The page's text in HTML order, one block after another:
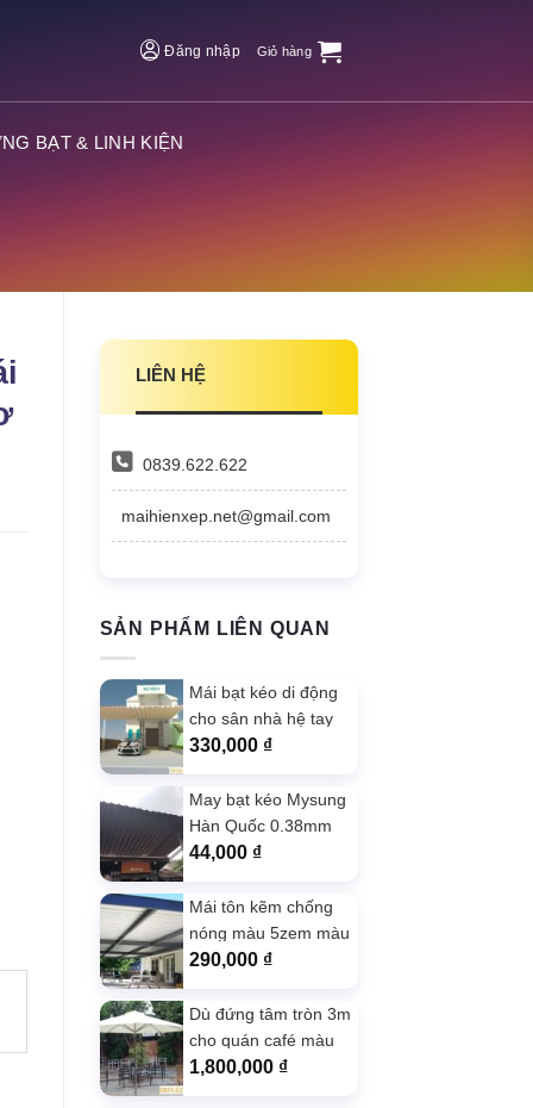
Đăng nhập Giỏ hàng
BẠT & LINH KIỆN
LIÊN HỆ
0839.622.622
maihienxep.net@gmail.com
SẢN PHẨM LIÊN QUAN
Mái bạt kéo di động
cho sân nhà hệ tay
quay trợ lực màu
330,000 ₫
May bạt kéo Mysung
Hàn Quốc 0.38mm
màu xám giá tốt
44,000 ₫
Mái tôn kẽm chống
nóng màu 5zem màu
ghi chất lượng
290,000 ₫
Dù đứng tâm tròn 3m
cho quán café màu
Trắng
1,800,000 ₫